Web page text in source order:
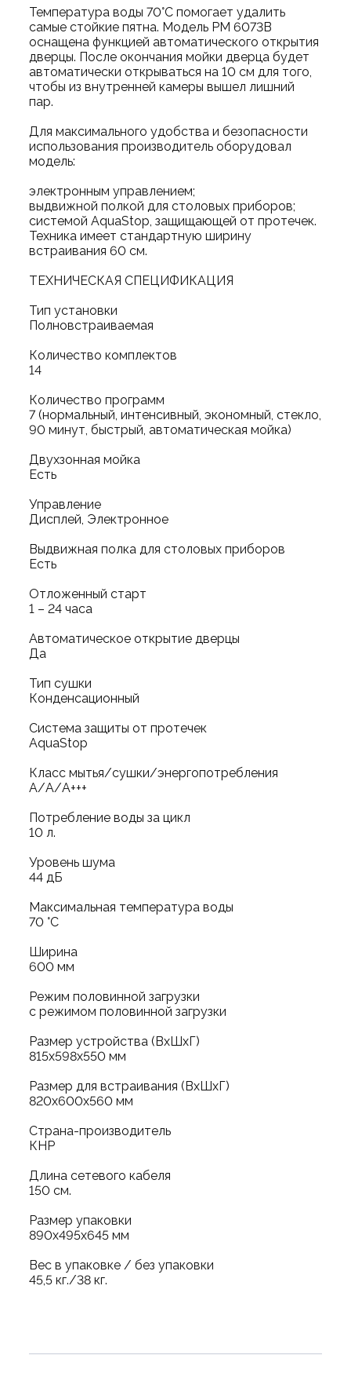
Температура воды 70°C помогает удалить
самые стойкие пятна. Модель PM 6073B
оснащена функцией автоматического открытия
дверцы. После окончания мойки дверца будет
автоматически открываться на 10 см для того,
чтобы из внутренней камеры вышел лишний
пар.
Для максимального удобства и безопасности
использования производитель оборудовал
модель:
электронным управлением;
выдвижной полкой для столовых приборов;
системой AquaStop, защищающей от протечек.
Техника имеет стандартную ширину
встраивания 60 см.
ТЕХНИЧЕСКАЯ СПЕЦИФИКАЦИЯ
Тип установки
Полновстраиваемая
Количество комплектов
14
Количество программ
7 (нормальный, интенсивный, экономный, стекло,
90 минут, быстрый, автоматическая мойка)
Двухзонная мойка
Есть
Управление
Дисплей, Электронное
Выдвижная полка для столовых приборов
Есть
Отложенный старт
1 – 24 часа
Автоматическое открытие дверцы
Да
Тип сушки
Конденсационный
Система защиты от протечек
AquaStop
Класс мытья/сушки/энергопотребления
А/А/А+++
Потребление воды за цикл
10 л.
Уровень шума
44 дБ
Максимальная температура воды
70 °C
Ширина
600 мм
Режим половинной загрузки
с режимом половинной загрузки
Размер устройства (ВхШхГ)
815x598x550 мм
Размер для встраивания (ВхШхГ)
820x600x560 мм
Страна-производитель
КНР
Длина сетевого кабеля
150 см.
Размер упаковки
890х495х645 мм
Вес в упаковке / без упаковки
45,5 кг./38 кг.